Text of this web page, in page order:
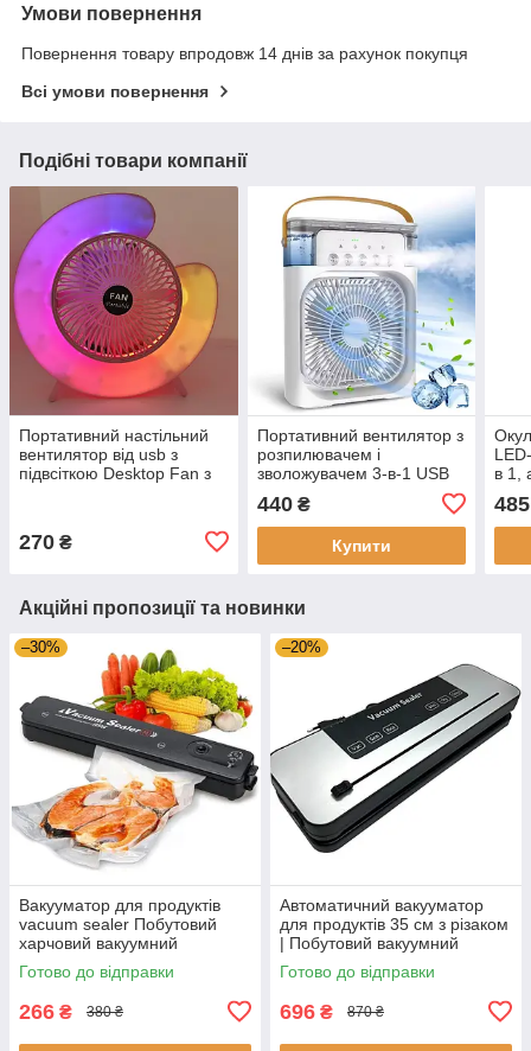
Умови повернення
Повернення товару впродовж 14 днів за рахунок покупця
Всі умови повернення
Подібні товари компанії
Портативний настільний
вентилятор від usb з
підвсіткою Desktop Fan з
270 ₴
Портативний вентилятор з
розпилювачем і
зволожувачем 3-в-1 USB
кондиціонер з LED
підсвічуванням
440₴
Купити
в 1,
та
485
Акційні пропозиції та новинки
–30%
Вакууматор для продуктів
vacuum sealer Побутовий
харчовий вакуумний
пакувальник фруктів
Кухонний
Готово до відправки
266 ₴ 380 ₴
–20%
Автоматичний вакууматор
для продуктів 35 см з різаком
| Побутовий вакуумний
пакувальник для їжі, м’яса та
риби
Готово до відправки
696 ₴ 870 ₴